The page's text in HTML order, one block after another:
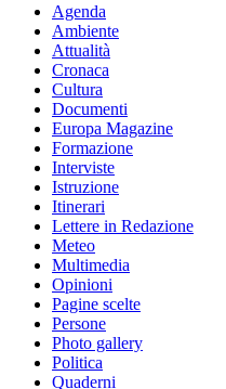
Agenda
Ambiente
Attualità
Cronaca
Cultura
Documenti
Europa Magazine
Formazione
Interviste
Istruzione
Itinerari
Lettere in Redazione
Meteo
Multimedia
Opinioni
Pagine scelte
Persone
Photo gallery
Politica
Quaderni